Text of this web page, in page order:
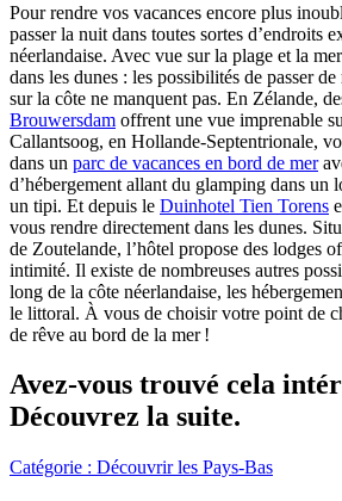
Pour rendre vos vacances encore plus
passer la nuit dans toutes sortes d’endroits
néerlandaise. Avec vue sur la plage et la
dans les dunes : les possibilités de passer
sur la côte ne manquent pas. En Zélande,
Brouwersdam offrent une vue imprenable
Callantsoog, en Hollande-Septentrionale,
dans un parc de vacances en bord de mer
d’hébergement allant du glamping dans un
un tipi. Et depuis le Duinhotel Tien Torens
vous rendre directement dans les dunes.
de Zoutelande, l’hôtel propose des lodges
intimité. Il existe de nombreuses autres
long de la côte néerlandaise, les
le littoral. À vous de choisir votre point de
de rêve au bord de la mer !
Avez-vous trouvé cela
Découvrez la suite.
Catégorie : Découvrir les Pays-Bas